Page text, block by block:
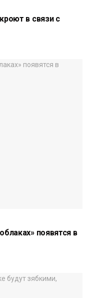
в связи с
появятся в